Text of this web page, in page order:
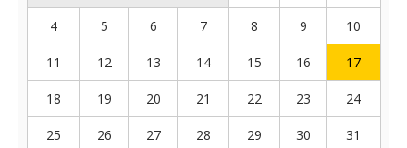
4 5 6 7 8 9 10
11 12 13 14 15 16 17
18 19 20 21 22 23 24
25 26 27 28 29 30 31